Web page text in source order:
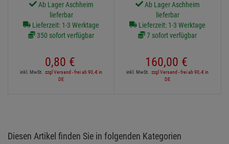
Ab Lager Aschheim
lieferbar
Lieferzeit: 1-3 Werktage
350 sofort verfügbar
0,80 €
inkl. MwSt. zzgl Versand - frei ab 90,-€ in
DE
Ab Lager Aschheim
lieferbar
Lieferzeit: 1-3 Werktage
7 sofort verfügbar
160,00 €
inkl. MwSt. zzgl Versand - frei ab 90,-€ in
DE
Diesen Artikel finden Sie in folgenden Kategorien